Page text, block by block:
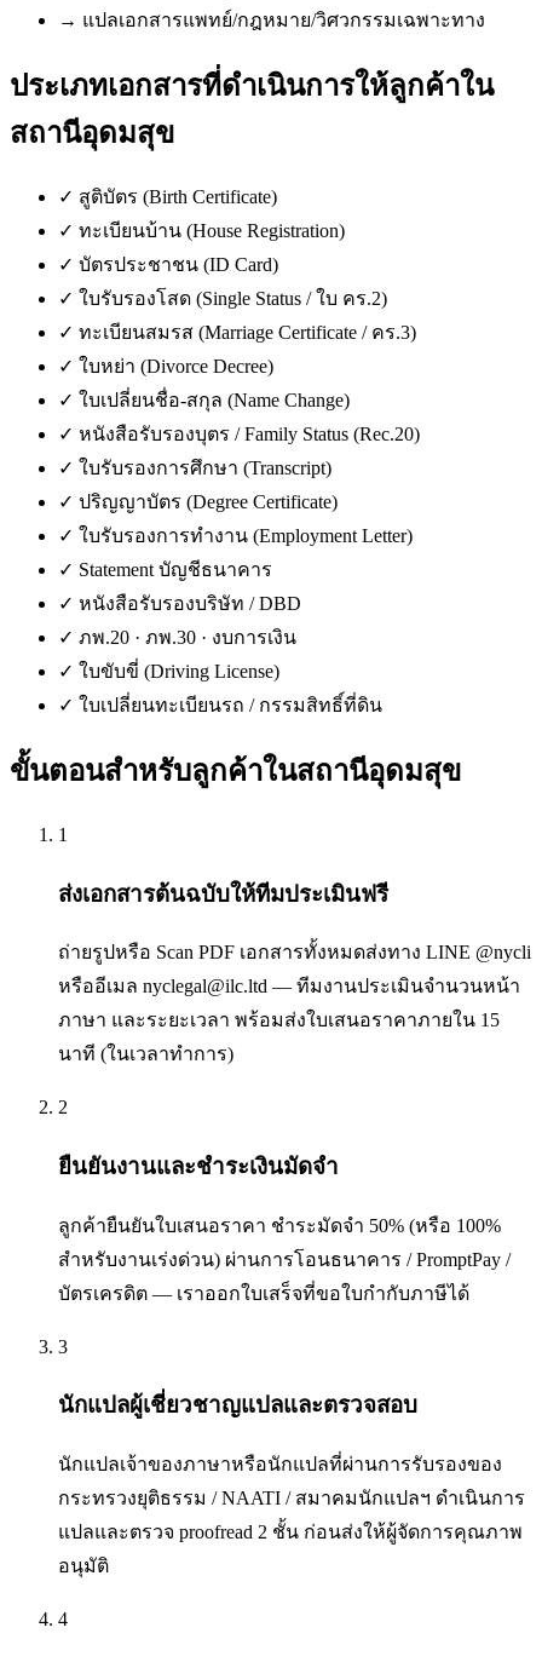
→ แปลเอกสารแพทย์/กฎหมาย/วิศวกรรมเฉพาะทาง
ประเภทเอกสารที่ดำเนินการให้ลูกค้าใน
สถานีอุดมสุข
✓ สูติบัตร (Birth Certificate)
✓ ทะเบียนบ้าน (House Registration)
✓ บัตรประชาชน (ID Card)
✓ ใบรับรองโสด (Single Status / ใบ คร.2)
✓ ทะเบียนสมรส (Marriage Certificate / คร.3)
✓ ใบหย่า (Divorce Decree)
✓ ใบเปลี่ยนชื่อ-สกุล (Name Change)
✓ หนังสือรับรองบุตร / Family Status (Rec.20)
✓ ใบรับรองการศึกษา (Transcript)
✓ ปริญญาบัตร (Degree Certificate)
✓ ใบรับรองการทำงาน (Employment Letter)
✓ Statement บัญชีธนาคาร
✓ หนังสือรับรองบริษัท / DBD
✓ ภพ.20 · ภพ.30 · งบการเงิน
✓ ใบขับขี่ (Driving License)
✓ ใบเปลี่ยนทะเบียนรถ / กรรมสิทธิ์ที่ดิน
ขั้นตอนสำหรับลูกค้าในสถานีอุดมสุข
1
ส่งเอกสารต้นฉบับให้ทีมประเมินฟรี
ถ่ายรูปหรือ Scan PDF เอกสารทั้งหมดส่งทาง LINE @nycli
หรืออีเมล nyclegal@ilc.ltd — ทีมงานประเมินจำนวนหน้า
ภาษา และระยะเวลา พร้อมส่งใบเสนอราคาภายใน 15
นาที (ในเวลาทำการ)
2
ยืนยันงานและชำระเงินมัดจำ
ลูกค้ายืนยันใบเสนอราคา ชำระมัดจำ 50% (หรือ 100%
สำหรับงานเร่งด่วน) ผ่านการโอนธนาคาร / PromptPay /
บัตรเครดิต — เราออกใบเสร็จที่ขอใบกำกับภาษีได้
3
นักแปลผู้เชี่ยวชาญแปลและตรวจสอบ
นักแปลเจ้าของภาษาหรือนักแปลที่ผ่านการรับรองของ
กระทรวงยุติธรรม / NAATI / สมาคมนักแปลฯ ดำเนินการ
แปลและตรวจ proofread 2 ชั้น ก่อนส่งให้ผู้จัดการคุณภาพ
อนุมัติ
4